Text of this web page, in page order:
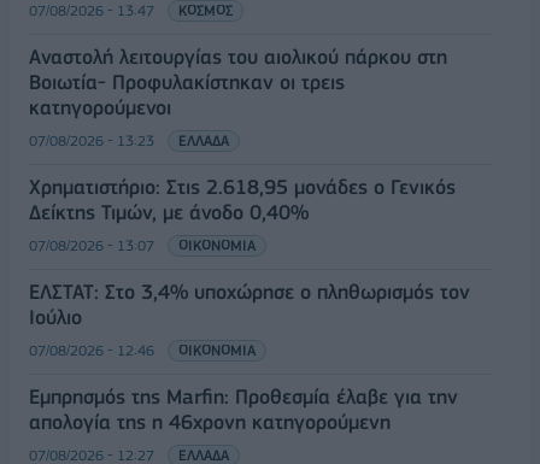
07/08/2026 - 13:47 ΚΟΣΜΟΣ
Αναστολή λειτουργίας του αιολικού πάρκου στη
Βοιωτία- Προφυλακίστηκαν οι τρεις
κατηγορούμενοι
07/08/2026 - 13:23 ΕΛΛΑΔΑ
Χρηματιστήριο: Στις 2.618,95 μονάδες ο Γενικός
Δείκτης Τιμών, με άνοδο 0,40%
07/08/2026 - 13:07 ΟΙΚΟΝΟΜΙΑ
ΕΛΣΤΑΤ: Στο 3,4% υποχώρησε ο πληθωρισμός τον
Ιούλιο
07/08/2026 - 12:46 ΟΙΚΟΝΟΜΙΑ
Εμπρησμός της Marfin: Προθεσμία έλαβε για την
απολογία της η 46χρονη κατηγορούμενη
07/08/2026 - 12:27 ΕΛΛΑΔΑ